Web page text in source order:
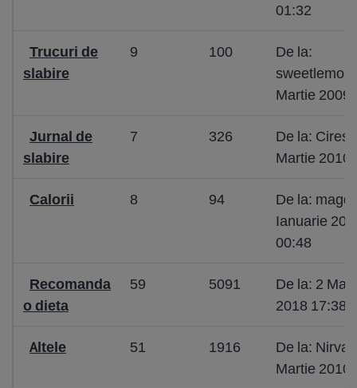
01:32
Trucuri de
slabire
9 100
De la:
Martie 2009
Jurnal de
slabire
7 326
De la:
Martie 2010
Calorii 8 94
De la:
Ianuarie
00:48
Recomanda
o dieta
59 5091
De la: 2
2018 17:38
Altele 51 1916
De la:
Martie 2010